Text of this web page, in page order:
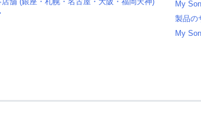
My
製品の
My